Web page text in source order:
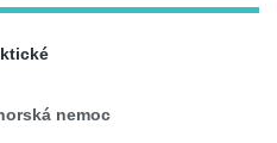
nemoc